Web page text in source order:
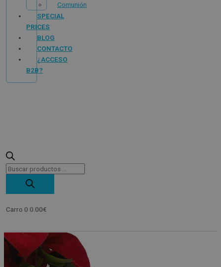
Comunión
SPECIAL
PRICES
BLOG
CONTACTO
¿ACCESO
B2B?
Carro 0 0.00€